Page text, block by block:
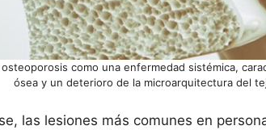
como una enfermedad sistémica,
ósea y un deterioro de la microarquitectura del
las lesiones más comunes en